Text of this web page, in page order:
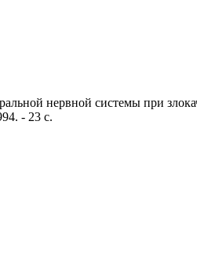
нервной системы при
- 23 с.